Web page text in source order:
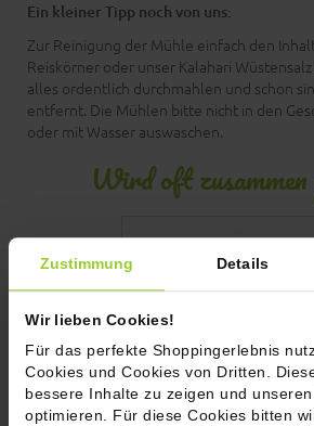
Zustimmung Details
Wir lieben Cookies!
Für das perfekte Shoppingerlebnis
Cookies und Cookies von Dritten.
bessere Inhalte zu zeigen und
optimieren. Für diese Cookies bitten
Ein kleiner Tipp noch von uns:
Zur Reinigung der Mühle einfach den
Reiskörner oder unser Kalahari
alles ordentlich durchmahlen und schon
entfernt. Die Mühlen bitte nicht in den
oder mit Wasser auswaschen.
Wird oft